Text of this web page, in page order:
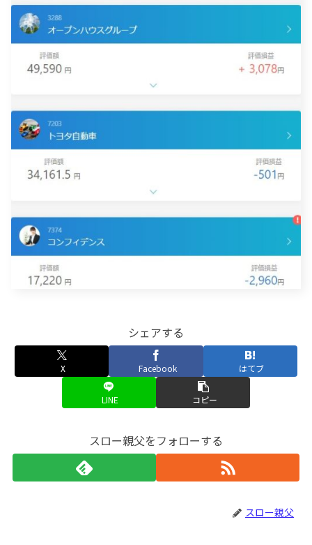
シェアする
X Facebook はてブ
LINE コピー
スロー親父をフォローする
スロー親父